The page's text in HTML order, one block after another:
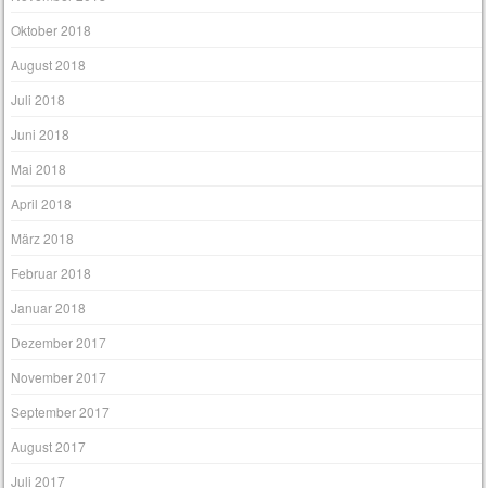
Januar 2019
Dezember 2018
November 2018
Oktober 2018
August 2018
Juli 2018
Juni 2018
Mai 2018
April 2018
März 2018
Februar 2018
Januar 2018
Dezember 2017
November 2017